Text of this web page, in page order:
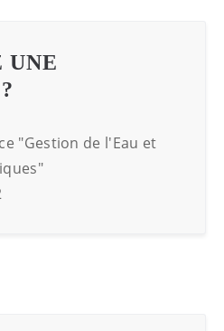
UNE
"Gestion de l'Eau et